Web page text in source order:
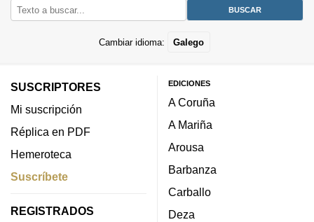
Cambiar idioma: Galego
SUSCRIPTORES
Mi suscripción
Réplica en PDF
Hemeroteca
Suscríbete
REGISTRADOS
EDICIONES
A Coruña
A Mariña
Arousa
Barbanza
Carballo
Deza